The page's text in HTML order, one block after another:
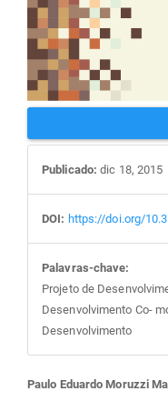
Publicado: dic 18, 2015
DOI: https://doi.org/
Palavras-chave:
Projeto de
Desenvolvimento Co-
Desenvolvimento
Paulo Eduardo Moruzzi